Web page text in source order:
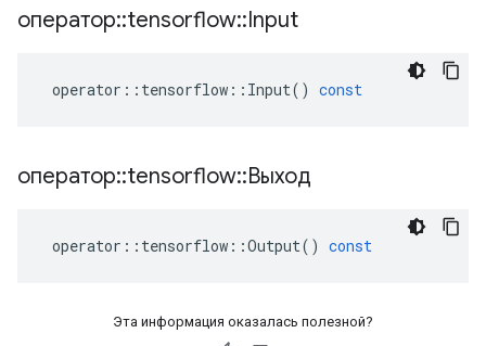
оператор::tensorflow::Input
operator :: tensorflow :: Input() const
оператор::tensorflow::Выход
operator :: tensorflow ::Output() const
Эта информация оказалась полезной?